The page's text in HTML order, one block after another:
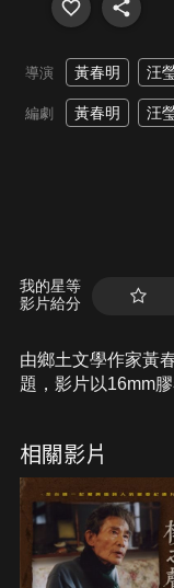
導演 黃春明 汪
編劇 黃春明 汪
我的星等
影片給分
由鄉土文學作家黃
題，影片以16mm
文史風情，再現昔
年主流社會的價值
相關影片